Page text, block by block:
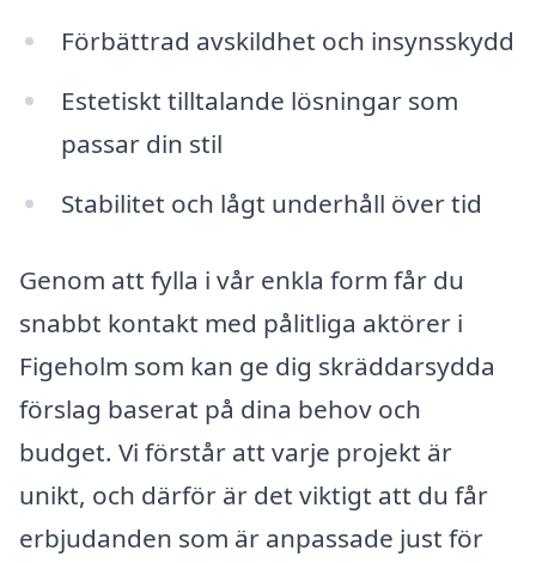
Förbättrad avskildhet och insynsskydd
Estetiskt tilltalande lösningar som
passar din stil
Stabilitet och lågt underhåll över tid
Genom att fylla i vår enkla form får du
snabbt kontakt med pålitliga aktörer i
Figeholm som kan ge dig skräddarsydda
förslag baserat på dina behov och
budget. Vi förstår att varje projekt är
unikt, och därför är det viktigt att du får
erbjudanden som är anpassade just för